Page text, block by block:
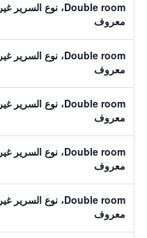
Double room، نوع السرير غير
معروف
Double room، نوع السرير غير
معروف
Double room، نوع السرير غير
معروف
Double room، نوع السرير غير
معروف
Double room، نوع السرير غير
معروف